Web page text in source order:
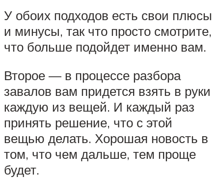
У обоих подходов есть свои плюсы
и минусы, так что просто смотрите,
что больше подойдет именно вам.
Второе — в процессе разбора
завалов вам придется взять в руки
каждую из вещей. И каждый раз
принять решение, что с этой
вещью делать. Хорошая новость в
том, что чем дальше, тем проще
будет.